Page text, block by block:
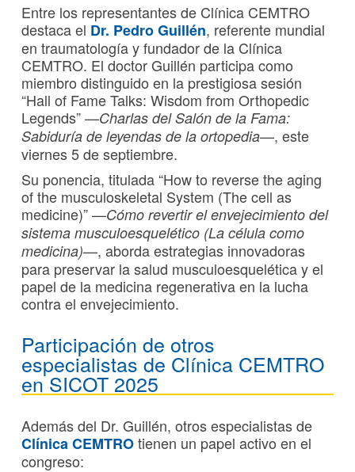
Entre los representantes de Clínica CEMTRO
destaca el Dr. Pedro Guillén, referente mundial
en traumatología y fundador de la Clínica
CEMTRO. El doctor Guillén participa como
miembro distinguido en la prestigiosa sesión
“Hall of Fame Talks: Wisdom from Orthopedic
Legends” —Charlas del Salón de la Fama:
Sabiduría de leyendas de la ortopedia—, este
viernes 5 de septiembre.
Su ponencia, titulada “How to reverse the aging
of the musculoskeletal System (The cell as
medicine)” —Cómo revertir el envejecimiento del
sistema musculoesquelético (La célula como
medicina)—, aborda estrategias innovadoras
para preservar la salud musculoesquelética y el
papel de la medicina regenerativa en la lucha
contra el envejecimiento.
Participación de otros
especialistas de Clínica CEMTRO
en SICOT 2025
Además del Dr. Guillén, otros especialistas de
Clínica CEMTROtienen un papel activo en el
congreso: